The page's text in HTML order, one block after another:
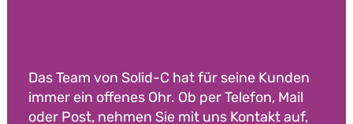
Das Team von Solid-C hat für seine Kunden
immer ein offenes Ohr. Ob per Telefon, Mail
oder Post, nehmen Sie mit uns Kontakt auf,